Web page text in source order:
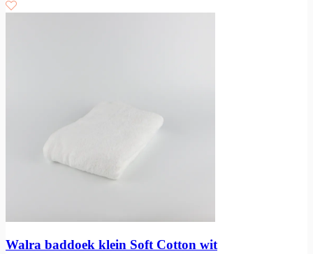
Walra baddoek klein Soft Cotton wit